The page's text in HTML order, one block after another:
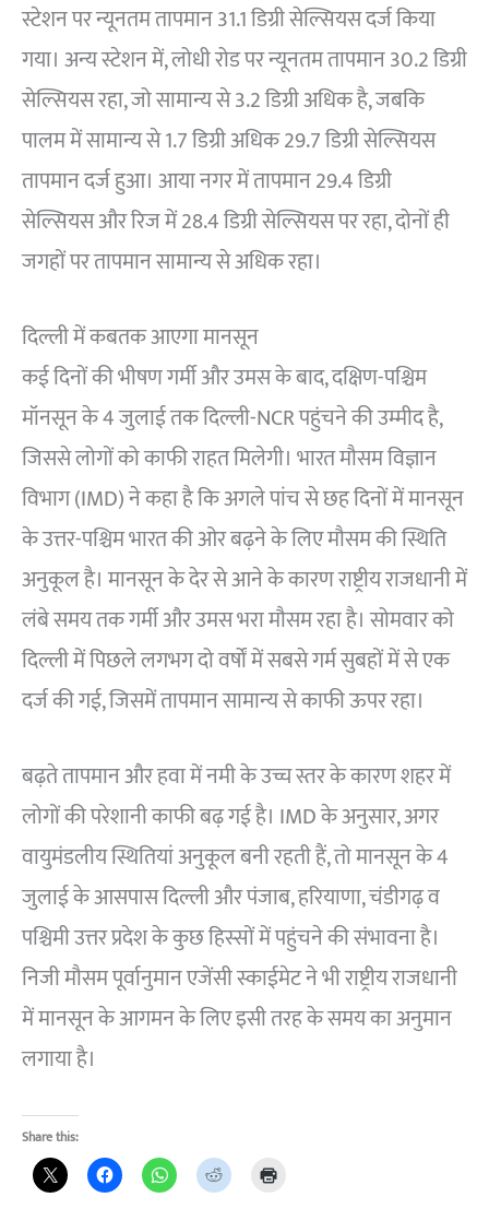
स्टेशन पर न्यूनतम तापमान 31.1 डिग्री सेल्सियस दर्ज किया
गया। अन्य स्टेशन में, लोधी रोड पर न्यूनतम तापमान 30.2 डिग्री
सेल्सियस रहा, जो सामान्य से 3.2 डिग्री अधिक है, जबकि
पालम में सामान्य से 1.7 डिग्री अधिक 29.7 डिग्री सेल्सियस
तापमान दर्ज हुआ। आया नगर में तापमान 29.4 डिग्री
सेल्सियस और रिज में 28.4 डिग्री सेल्सियस पर रहा, दोनों ही
जगहों पर तापमान सामान्य से अधिक रहा।
दिल्ली में कबतक आएगा मानसून
कई दिनों की भीषण गर्मी और उमस के बाद, दक्षिण-पश्चिम
मॉनसून के 4 जुलाई तक दिल्ली-NCR पहुंचने की उम्मीद है,
जिससे लोगों को काफी राहत मिलेगी। भारत मौसम विज्ञान
विभाग (IMD) ने कहा है कि अगले पांच से छह दिनों में मानसून
के उत्तर-पश्चिम भारत की ओर बढ़ने के लिए मौसम की स्थिति
अनुकूल है। मानसून के देर से आने के कारण राष्ट्रीय राजधानी में
लंबे समय तक गर्मी और उमस भरा मौसम रहा है। सोमवार को
दिल्ली में पिछले लगभग दो वर्षों में सबसे गर्म सुबहों में से एक
दर्ज की गई, जिसमें तापमान सामान्य से काफी ऊपर रहा।
बढ़ते तापमान और हवा में नमी के उच्च स्तर के कारण शहर में
लोगों की परेशानी काफी बढ़ गई है। IMD के अनुसार, अगर
वायुमंडलीय स्थितियां अनुकूल बनी रहती हैं, तो मानसून के 4
जुलाई के आसपास दिल्ली और पंजाब, हरियाणा, चंडीगढ़ व
पश्चिमी उत्तर प्रदेश के कुछ हिस्सों में पहुंचने की संभावना है।
निजी मौसम पूर्वानुमान एजेंसी स्काईमेट ने भी राष्ट्रीय राजधानी
में मानसून के आगमन के लिए इसी तरह के समय का अनुमान
लगाया है।
Share this: